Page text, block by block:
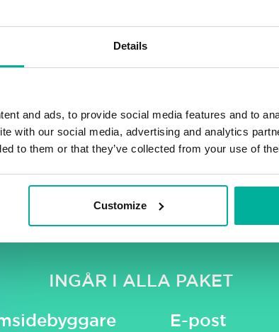
Details
and ads, to provide social media features and to
with our social media, advertising and analytics
to them or that they’ve collected from your use of
Customize
2 CPU, 2GB RAM ~60K besökare/mån
Våra kampanjpriser (i rosa) gäller för det
standardpris (visas med genomstruken text).
INGÅR I ALLA PAKET
E-post